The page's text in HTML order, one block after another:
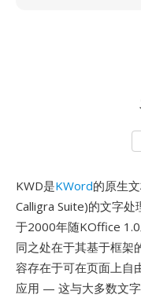
KWD是KWord的原生
Calligra Suite)的文字
于2000年随KOffice
同之处在于其基于框架
容存在于可在页面上自
应用 — 这与大多数文